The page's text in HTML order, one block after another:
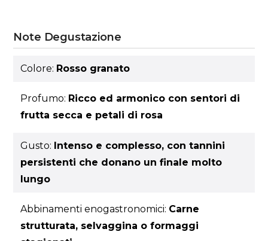
Note Degustazione
Colore: Rosso granato
Profumo: Ricco ed armonico con sentori di
frutta secca e petali di rosa
Gusto: Intenso e complesso, con tannini
persistenti che donano un finale molto
lungo
Abbinamenti enogastronomici: Carne
strutturata, selvaggina o formaggi